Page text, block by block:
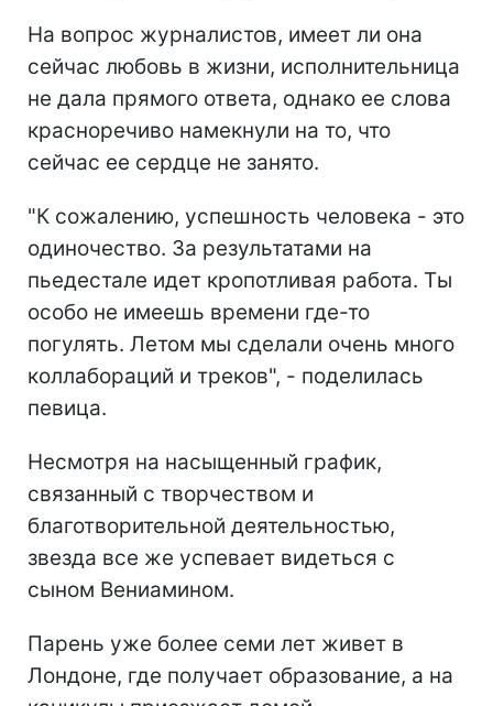
На вопрос журналистов, имеет ли она
сейчас любовь в жизни, исполнительница
не дала прямого ответа, однако ее слова
красноречиво намекнули на то, что
сейчас ее сердце не занято.
"К сожалению, успешность человека - это
одиночество. За результатами на
пьедестале идет кропотливая работа. Ты
особо не имеешь времени где-то
погулять. Летом мы сделали очень много
коллабораций и треков", - поделилась
певица.
Несмотря на насыщенный график,
связанный с творчеством и
благотворительной деятельностью,
звезда все же успевает видеться с
сыном Вениамином.
Парень уже более семи лет живет в
Лондоне, где получает образование, а на